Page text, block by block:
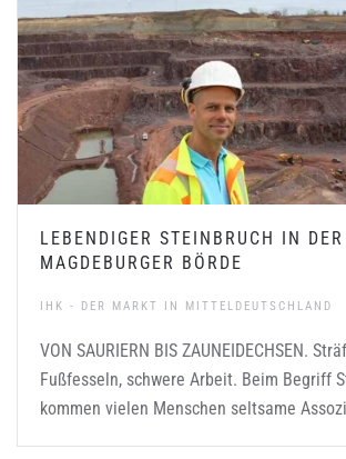
LEBENDIGER STEINBRUCH IN DER
MAGDEBURGER BÖRDE
IHK - DER MARKT IN MITTELDEUTSCHLAND
VON SAURIERN BIS ZAUNEIDECHSEN.
Fußfesseln, schwere Arbeit. Beim Begriff
kommen vielen Menschen seltsame